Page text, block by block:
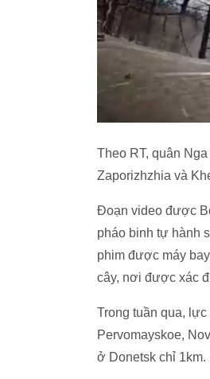
Theo RT, quân
Zaporizhzhia và
Đoạn video được
pháo binh tự hành
phim được máy
cây, nơi được xác
Trong tuần qua,
Pervomayskoe,
ở Donetsk chỉ 1km.